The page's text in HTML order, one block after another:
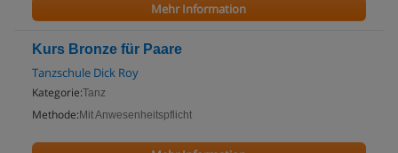
Mehr Information
Kurs Bronze für Paare
Tanzschule Dick Roy
Kategorie:Tanz
Methode: Mit Anwesenheitspflicht